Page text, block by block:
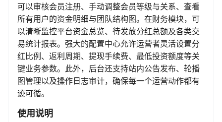
可以审核会员注册、手动调整会员等级与关系、查看
所有用户的资金明细与团队结构图。在财务模块，可
以清晰监控平台资金总览、待发放分红总额及各类交
易统计报表。强大的配置中心允许运营者灵活设置分
红比例、返利周期、提现手续费、最低投资额度等关
键业务参数。此外，后台还支持站内公告发布、轮播
图管理以及操作日志审计，确保每一个运营动作都有
迹可循。
使用说明